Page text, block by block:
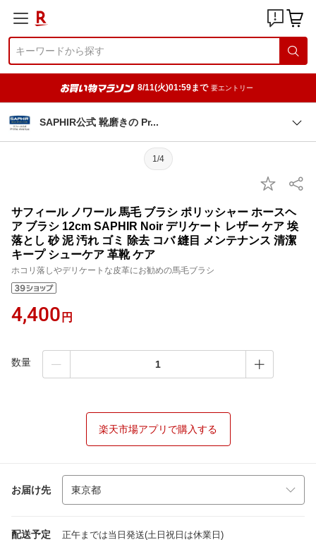
8/11(火)01:59まで 要エントリー
SAPHIR公式 靴磨きの Pr
1/4
サフィール ノワール 馬毛 ブラシ ポリッシャー ホースヘ
ア ブラシ 12cm SAPHIR Noir デリケート レザー ケア 埃
落とし 砂 泥 汚れ ゴミ 除去 コバ 縫目 メンテナンス 清潔
キープ シューケア 革靴 ケア
ホコリ落しやデリケートな皮革にお勧めの馬毛ブラシ
4,400 円
数量
楽天市場アプリで購入する
お届け先
配送予定 正午までは当日発送(土日祝日は休業日)